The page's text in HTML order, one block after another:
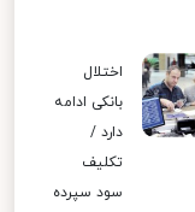
اختلال
بانکی ادامه
دارد /
تکلیف
سود سپرده